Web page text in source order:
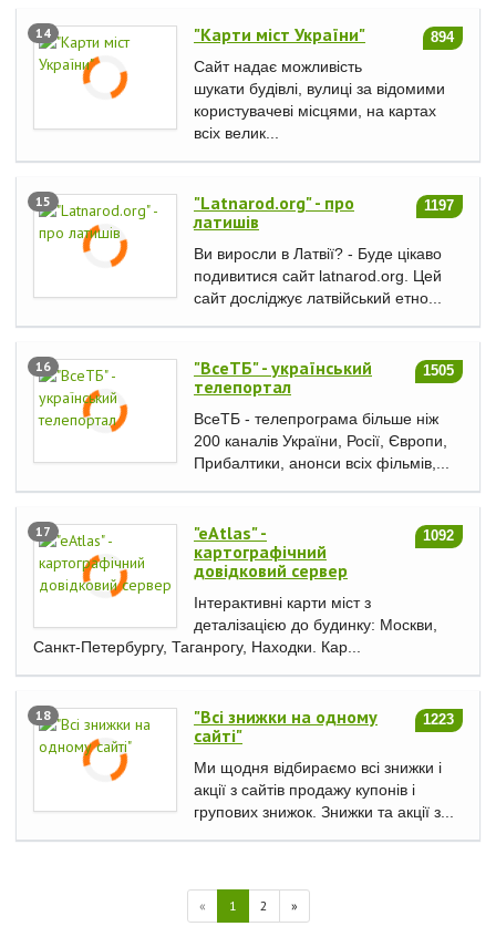
14 894
"Карти міст України"
Сайт надає можливість
шукати будівлі, вулиці за відомими
користувачеві місцями, на картах
всіх велик...
15 1197
"Latnarod.org" - про
латишів
Ви виросли в Латвії? - Буде цікаво
подивитися сайт latnarod.org. Цей
сайт досліджує латвійський етно...
16 1505
"ВсеТБ" - український
телепортал
ВсеТБ - телепрограма більше ніж
200 каналів України, Росії, Європи,
Прибалтики, анонси всіх фільмів,...
17 1092
"eAtlas" -
картографічний
довідковий сервер
Інтерактивні карти міст з
деталізацією до будинку: Москви,
Санкт-Петербургу, Таганрогу, Находки. Кар...
18 1223
"Всі знижки на одному
сайті"
Ми щодня відбираємо всі знижки і
акції з сайтів продажу купонів і
групових знижок. Знижки та акції з...
« 1 2 »